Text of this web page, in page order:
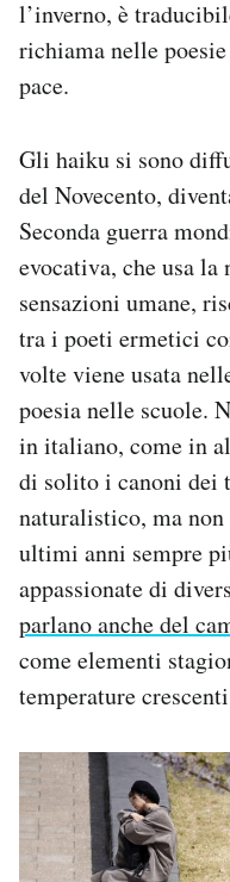
l’inverno, è
richiama nelle
pace.
Gli haiku si sono
del Novecento,
Seconda guerra
evocativa, che usa
sensazioni umane,
tra i poeti ermetici
volte viene usata
poesia nelle scuole.
in italiano, come in
di solito i canoni dei
naturalistico, ma
ultimi anni sempre
appassionate di
parlano anche del
come elementi
temperature